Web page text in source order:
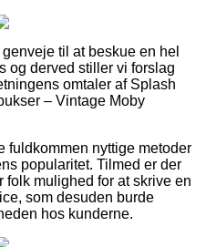
til at beskue en hel
og derved stiller vi forslag
omtaler af Splash
– Vintage Moby
fuldkommen nyttige metoder
popularitet. Tilmed er der
mulighed for at skrive en
som desuden burde
hos kunderne.